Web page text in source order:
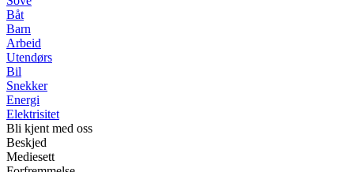
Båt
Barn
Arbeid
Utendørs
Bil
Snekker
Energi
Elektrisitet
Bli kjent med oss
Beskjed
Mediesett